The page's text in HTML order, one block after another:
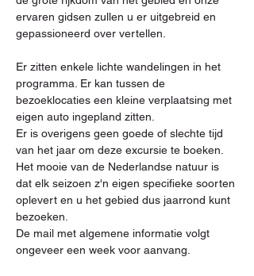
ervaren gidsen zullen u er uitgebreid en
gepassioneerd over vertellen.
Er zitten enkele lichte wandelingen in het
programma. Er kan tussen de
bezoeklocaties een kleine verplaatsing met
eigen auto ingepland zitten.
Er is overigens geen goede of slechte tijd
van het jaar om deze excursie te boeken.
Het mooie van de Nederlandse natuur is
dat elk seizoen z'n eigen specifieke soorten
oplevert en u het gebied dus jaarrond kunt
bezoeken.
De mail met algemene informatie volgt
ongeveer een week voor aanvang.